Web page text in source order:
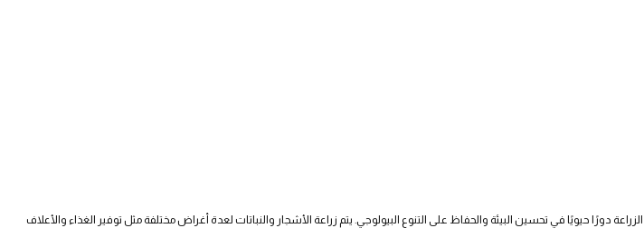
دورًا حيويًا في تحسين البيئة والحفاظ على التنوع البيولوجي. يتم زراعة الأشجار والنباتات لعدة أغراض مختلفة مثل توفير الغذاء والأعلاف